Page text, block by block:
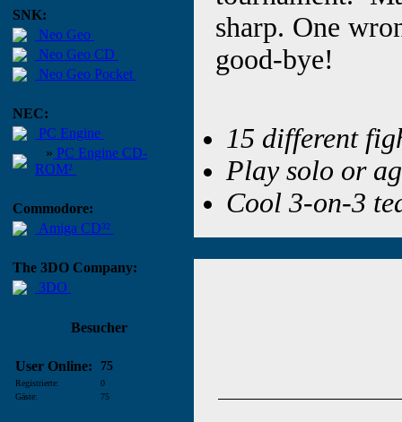
SNK:
Neo Geo
Neo Geo CD
Neo Geo Pocket
NEC:
PC Engine
» PC Engine CD-
ROM²
Commodore:
Amiga CD³²
The 3DO Company:
3DO
Besucher
User Online: 75
Registrierte:
0
Gäste:
75
sharp. One
good-bye!
15 different
Play solo or
Cool 3-on-3